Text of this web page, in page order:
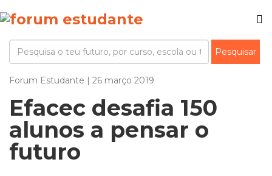
Forum Estudante | 26 março 2019
Efacec desafia 150
alunos a pensar o
futuro